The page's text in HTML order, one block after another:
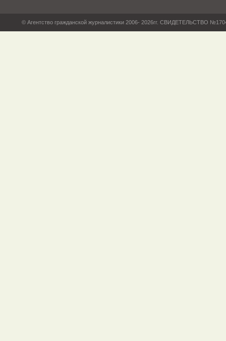
© Агентство гражданской журналистики 2006- 2026гг. СВИДЕТЕЛЬСТВО